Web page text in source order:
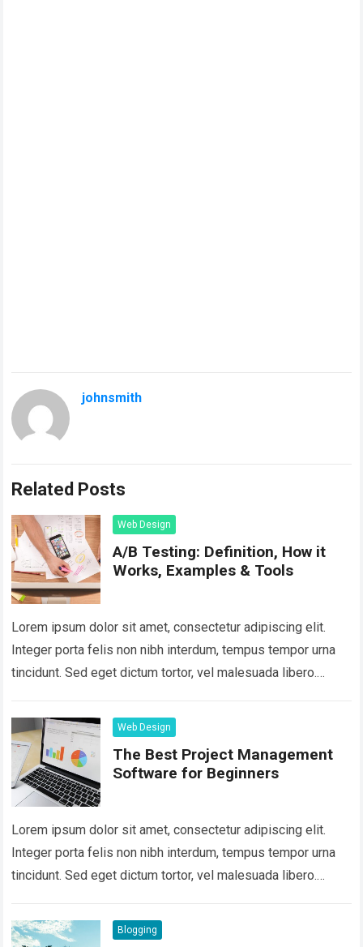
johnsmith
Related Posts
Web Design
A/B Testing: Definition, How it
Works, Examples & Tools
Lorem ipsum dolor sit amet, consectetur adipiscing elit.
Integer porta felis non nibh interdum, tempus tempor urna
tincidunt. Sed eget dictum tortor, vel malesuada libero.
Web Design
The Best Project Management
Software for Beginners
Lorem ipsum dolor sit amet, consectetur adipiscing elit.
Integer porta felis non nibh interdum, tempus tempor urna
tincidunt. Sed eget dictum tortor, vel malesuada libero.
Blogging